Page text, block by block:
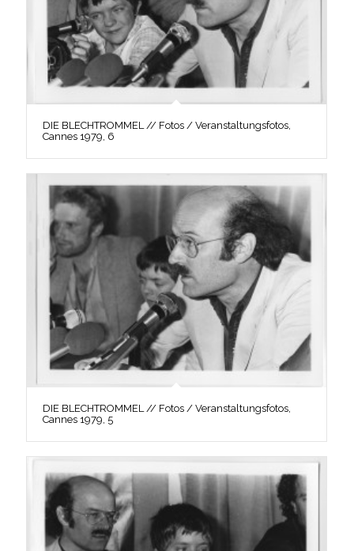
DIE BLECHTROMMEL // Fotos / Veranstaltungsfotos,
Cannes 1979, 6
DIE BLECHTROMMEL // Fotos / Veranstaltungsfotos,
Cannes 1979, 5